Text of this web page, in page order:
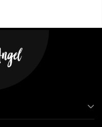
которая
домашних халатов.
полотно